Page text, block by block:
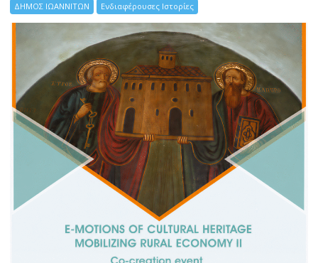
ΔΗΜΟΣ ΙΩΑΝΝΙΤΩΝ Ενδιαφέρουσες Ιστορίες